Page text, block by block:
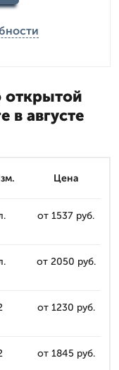
открытой
в августе
Цена
от 1537 руб.
от 2050 руб.
от 1230 руб.
от 1845 руб.